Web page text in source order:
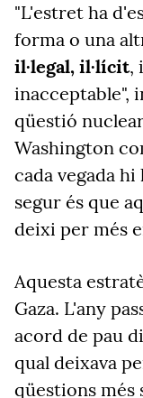
"L'estret ha
forma o una
il·legal, il·lícit,
inacceptable",
qüestió
Washington
cada vegada
segur és que
deixi per més
Aquesta
Gaza. L'any
acord de pau
qual deixava
qüestions més